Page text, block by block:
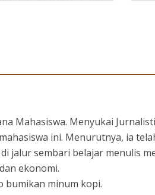
Mahasiswa. Menyukai
ini. Menurutnya, ia
jalur sembari belajar menulis
ekonomi.
bumikan minum kopi.